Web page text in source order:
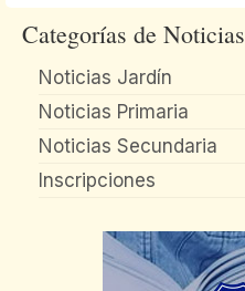
Categorías de Noticias
Noticias Jardín
Noticias Primaria
Noticias Secundaria
Inscripciones